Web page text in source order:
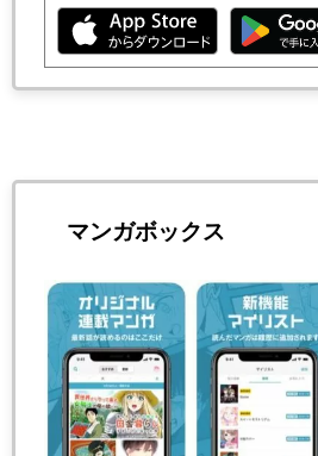
マンガボックス